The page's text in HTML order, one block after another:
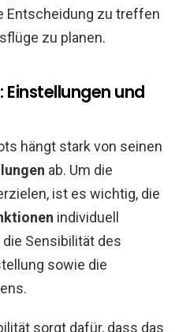
Entscheidung zu treffen
zu planen.
und
hängt stark von seinen
ab. Um die
ist es wichtig, die
individuell
Sensibilität des
sowie die
sorgt dafür, dass das